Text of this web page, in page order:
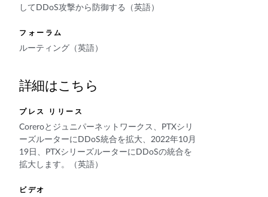
してDDoS攻撃から防御する（英語）
フォーラム
ルーティング（英語）
詳細はこちら
プレス リリース
Coreroとジュニパーネットワークス、PTXシリ
ーズルーターにDDoS統合を拡大、2022年10月
19日、PTXシリーズルーターにDDoSの統合を
拡大します。（英語）
ビデオ